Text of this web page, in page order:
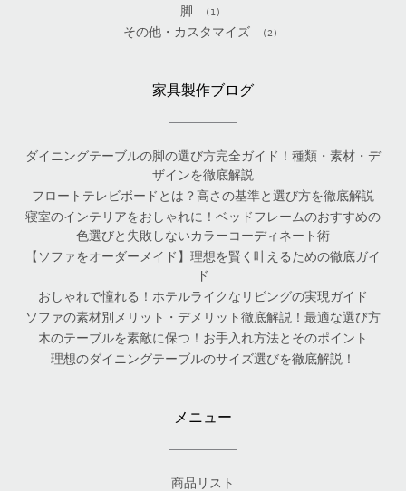
脚 (1)
その他・カスタマイズ (2)
家具製作ブログ
ダイニングテーブルの脚の選び方完全ガイド！種類・素材・デ
ザインを徹底解説
フロートテレビボードとは？高さの基準と選び方を徹底解説
寝室のインテリアをおしゃれに！ベッドフレームのおすすめの
色選びと失敗しないカラーコーディネート術
【ソファをオーダーメイド】理想を賢く叶えるための徹底ガイ
ド
おしゃれで憧れる！ホテルライクなリビングの実現ガイド
ソファの素材別メリット・デメリット徹底解説！最適な選び方
木のテーブルを素敵に保つ！お手入れ方法とそのポイント
理想のダイニングテーブルのサイズ選びを徹底解説！
メニュー
商品リスト